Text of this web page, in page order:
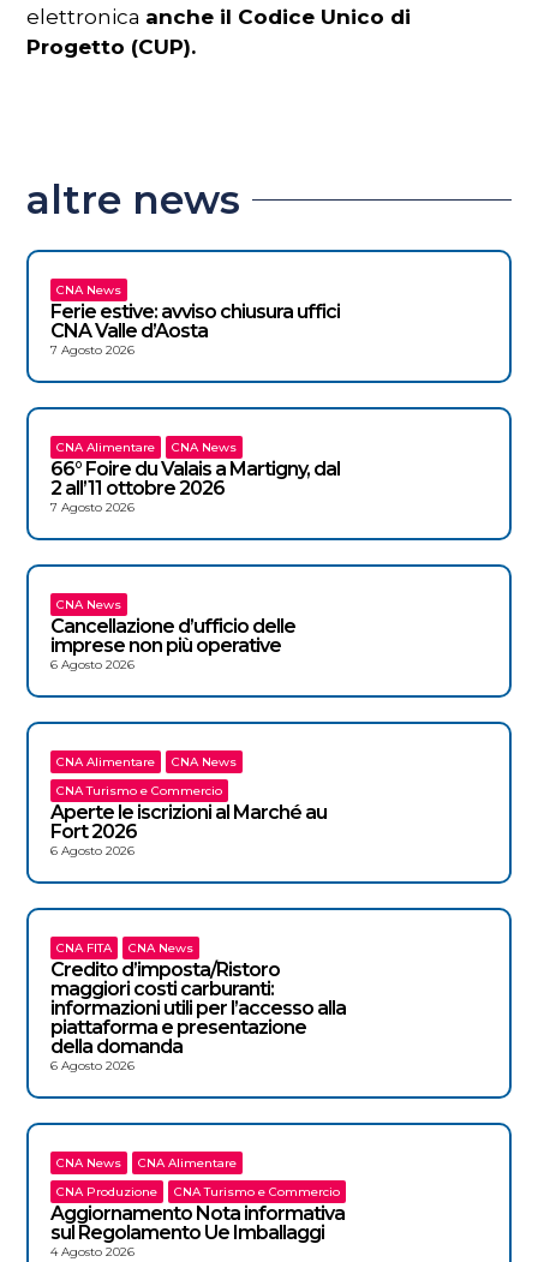
elettronica anche il Codice Unico di
Progetto (CUP).
altre news
CNA News
Ferie estive: avviso chiusura uffici
CNA Valle d’Aosta
7 Agosto 2026
CNA Alimentare CNA News
66° Foire du Valais a Martigny, dal
2 all’11 ottobre 2026
7 Agosto 2026
CNA News
Cancellazione d’ufficio delle
imprese non più operative
6 Agosto 2026
CNA Alimentare
CNA News
CNA Turismo e Commercio
Aperte le iscrizioni al Marché au
Fort 2026
6 Agosto 2026
CNA FITA CNA News
Credito d’imposta/Ristoro
maggiori costi carburanti:
informazioni utili per l’accesso alla
piattaforma e presentazione
della domanda
6 Agosto 2026
CNA News
CNA Alimentare
CNA Produzione
CNA Turismo e Commercio
Aggiornamento Nota informativa
sul Regolamento Ue Imballaggi
4 Agosto 2026